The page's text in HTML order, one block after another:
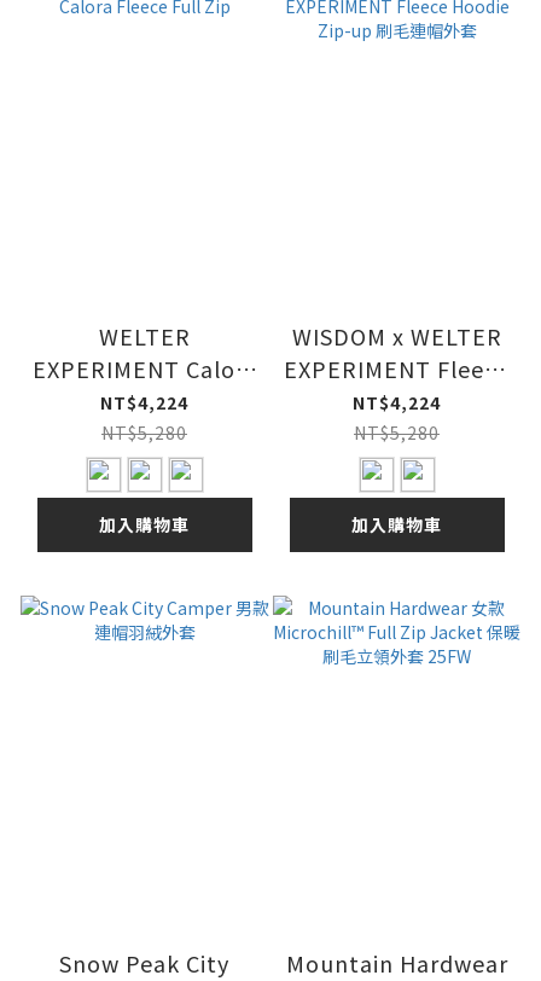
WELTER
EXPERIMENT Calora
Fleece Full Zip
NT$4,224
NT$5,280
加入購物車
WISDOM x WELTER
EXPERIMENT Fleece
Hoodie Zip-up 刷毛
連帽外套
NT$4,224
NT$5,280
加入購物車
Snow Peak City
Mountain Hardwear